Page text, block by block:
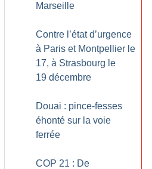
Marseille
Contre l’état d’urgence
à Paris et Montpellier le
17, à Strasbourg le
19 décembre
Douai : pince-fesses
éhonté sur la voie
ferrée
COP 21 : De